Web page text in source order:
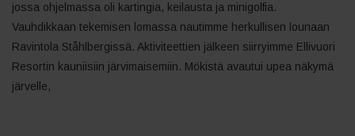
jossa ohjelmassa oli kartingia, keilausta ja minigolfia.
Vauhdikkaan tekemisen lomassa nautimme herkullisen lounaan
Ravintola Ståhlbergissä. Aktiviteettien jälkeen siirryimme Ellivuori
Resortin kauniisiin järvimaisemiin. Mökistä avautui upea näkymä
järvelle,